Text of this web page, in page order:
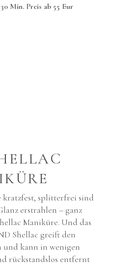
Min. Preis ab 55 Eur
kratzfest, splitterfrei sind
erstrahlen – ganz
Maniküre. Und das
Shellac greift den
kann in wenigen
rückstandslos entfernt